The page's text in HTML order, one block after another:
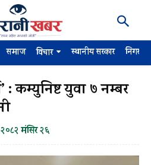
समाज विचार स्थानीय सरकार
: कम्युनिष्ट युवा ७ नम्बर
२०८२ मंसिर २६